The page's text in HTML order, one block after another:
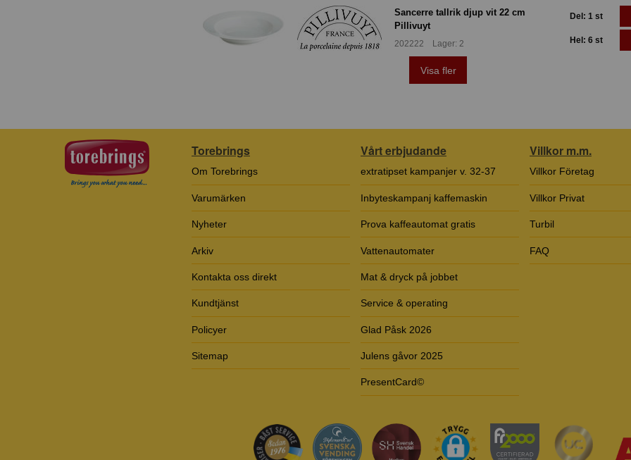
Sancerre tallrik djup vit 22 cm
Pillivuyt
202222 Lager: 2
Del: 1 st
Hel: 6 st
Visa fler
Torebrings
Om Torebrings
Varumärken
Nyheter
Arkiv
Kontakta oss direkt
Kundtjänst
Policyer
Sitemap
Vårt erbjudande
extratipset kampanjer v. 32-37
Inbyteskampanj kaffemaskin
Prova kaffeautomat gratis
Vattenautomater
Mat & dryck på jobbet
Service & operating
Glad Påsk 2026
Julens gåvor 2025
PresentCard©
Villkor m.m.
Villkor Företag
Villkor Privat
Turbil
FAQ